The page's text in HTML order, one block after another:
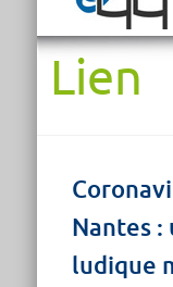
Lien
Nantes :
ludique